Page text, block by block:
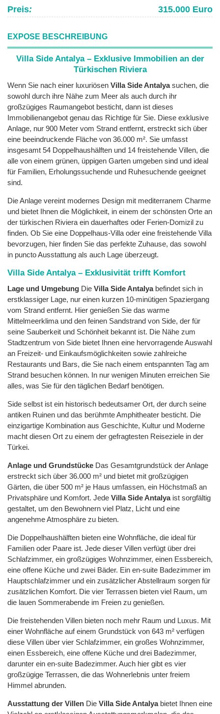
Preis: 315.000 Euro
EXPOSE BESCHREIBUNG
Villa Side Antalya – Exklusive Immobilien an der
Türkischen Riviera
Wenn Sie nach einer luxuriösen Villa Side Antalyasuchen, die
sowohl durch ihre Nähe zum Meer als auch durch ihr
großzügiges Raumangebot besticht, dann ist dieses
Immobilienangebot genau das Richtige für Sie. Diese exklusive
Anlage, nur 900 Meter vom Strand entfernt, erstreckt sich über
eine beeindruckende Fläche von 36.000 m². Sie umfasst
insgesamt 54 Doppelhaushälften und 14 freistehende Villen, die
alle von einem grünen, üppigen Garten umgeben sind und ideal
für Familien, Erholungssuchende und Ruhesuchende geeignet
sind.
Die Anlage vereint modernes Design mit mediterranem Charme
und bietet Ihnen die Möglichkeit, in einem der schönsten Orte an
der türkischen Riviera ein dauerhaftes oder Ferien-Domizil zu
finden. Ob Sie eine Doppelhaus-Villa oder eine freistehende Villa
bevorzugen, hier finden Sie das perfekte Zuhause, das sowohl
in puncto Ausstattung als auch Lage überzeugt.
Villa Side Antalya – Exklusivität trifft Komfort
Lage und Umgebung Die Villa Side Antalyabefindet sich in
erstklassiger Lage, nur einen kurzen 10-minütigen Spaziergang
vom Strand entfernt. Hier genießen Sie das warme
Mittelmeerklima und den feinen Sandstrand von Side, der für
seine Sauberkeit und Schönheit bekannt ist. Die Nähe zum
Stadtzentrum von Side bietet Ihnen eine hervorragende Auswahl
an Freizeit- und Einkaufsmöglichkeiten sowie zahlreiche
Restaurants und Bars, die Sie nach einem entspannten Tag am
Strand besuchen können. In nur wenigen Minuten erreichen Sie
alles, was Sie für den täglichen Bedarf benötigen.
Side selbst ist ein historisch bedeutsamer Ort, der durch seine
antiken Ruinen und das berühmte Amphitheater besticht. Die
einzigartige Kombination aus Geschichte, Kultur und Moderne
macht diesen Ort zu einem der gefragtesten Reiseziele in der
Türkei.
Anlage und Grundstücke Das Gesamtgrundstück der Anlage
erstreckt sich über 36.000 m² und bietet mit großzügigen
Gärten, die über 500 m² je Haus umfassen, ein Höchstmaß an
Privatsphäre und Komfort. Jede Villa Side Antalyaist sorgfältig
gestaltet, um den Bewohnern viel Platz, Licht und eine
angenehme Atmosphäre zu bieten.
Die Doppelhaushälften bieten eine Wohnfläche, die ideal für
Familien oder Paare ist. Jede dieser Villen verfügt über drei
Schlafzimmer, ein großzügiges Wohnzimmer, einen Essbereich,
eine offene Küche und zwei Bäder. Ein en-suite Badezimmer im
Hauptschlafzimmer und ein zusätzlicher Abstellraum sorgen für
zusätzlichen Komfort. Die vier Terrassen bieten viel Raum, um
die lauen Sommerabende im Freien zu genießen.
Die freistehenden Villen bieten noch mehr Raum und Luxus. Mit
einer Wohnfläche auf einem Grundstück von 643 m² verfügen
diese Villen über vier Schlafzimmer, ein großes Wohnzimmer,
einen Essbereich, eine offene Küche und drei Badezimmer,
darunter ein en-suite Badezimmer. Auch hier gibt es vier
großzügige Terrassen, die das Wohnerlebnis unter freiem
Himmel abrunden.
Ausstattung der Villen Die Villa Side Antalyabietet Ihnen eine